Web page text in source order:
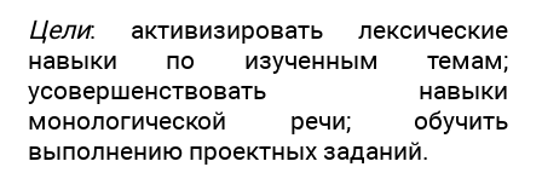
Цели: активизировать лексические
навыки по изученным темам;
усовершенствовать навыки
монологической речи; обучить
выполнению проектных заданий.